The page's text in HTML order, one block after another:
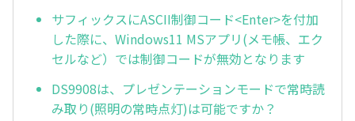
サフィックスにASCII制御コード<Enter>を付加
した際に、Windows11 MSアプリ(メモ帳、エク
セルなど）では制御コードが無効となります
DS9908は、プレゼンテーションモードで常時読
み取り(照明の常時点灯)は可能ですか？